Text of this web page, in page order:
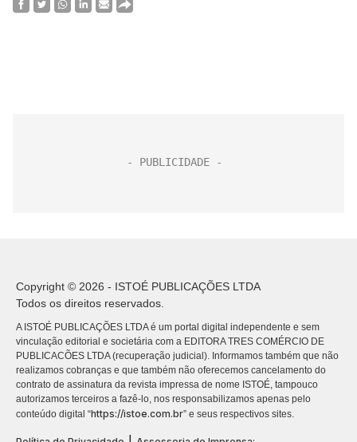
Copyright © 2026 - ISTOÉ PUBLICAÇÕES LTDA
Todos os direitos reservados.
A ISTOÉ PUBLICAÇÕES LTDA é um portal digital independente e sem
vinculação editorial e societária com a EDITORA TRES COMÉRCIO DE
PUBLICACÕES LTDA (recuperação judicial). Informamos também que não
realizamos cobranças e que também não oferecemos cancelamento do
contrato de assinatura da revista impressa de nome ISTOÉ, tampouco
autorizamos terceiros a fazê-lo, nos responsabilizamos apenas pelo
conteúdo digital “https://istoe.com.br” e seus respectivos sites.